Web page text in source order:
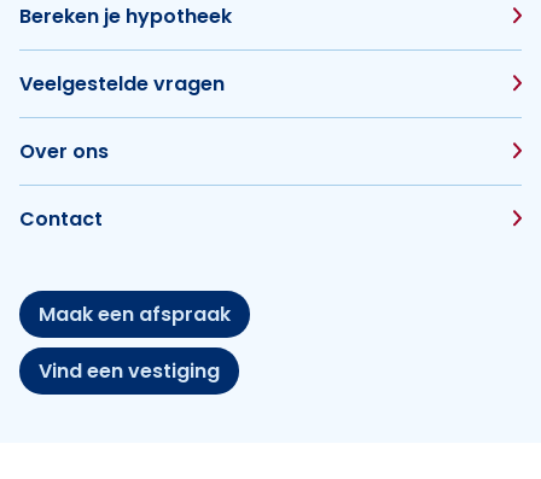
Bereken je hypotheek
Veelgestelde vragen
Over ons
Contact
Maak een afspraak
Vind een vestiging